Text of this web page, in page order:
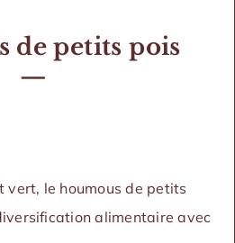
de petits pois
—
vert, le houmous de petits
alimentaire avec